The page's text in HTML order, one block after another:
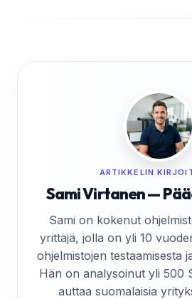
ARTIKKELIN
Sami Virtanen —
Sami on kokenut
yrittäjä, jolla on yli 10
ohjelmistojen testaamisesta
Hän on analysoinut yli 500
auttaa suomalaisia